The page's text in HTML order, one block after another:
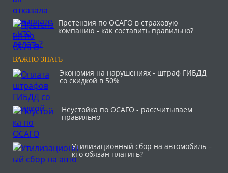
Претензия по ОСАГО в страховую
компанию - как составить правильно?
ВАЖНО ЗНАТЬ
Экономия на нарушениях - штраф ГИБДД
со скидкой в 50%
Неустойка по ОСАГО - рассчитываем
правильно
Утилизационный сбор на автомобиль –
кто обязан платить?